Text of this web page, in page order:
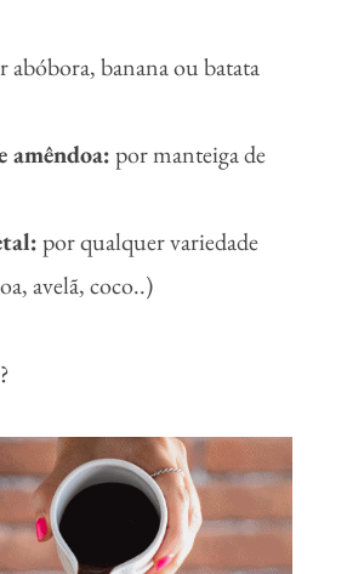
abóbora, banana ou batata
amêndoa:por manteiga de
por qualquer variedade
avelã, coco..)